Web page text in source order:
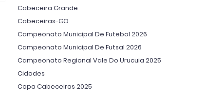
Cabeceira Grande
Cabeceiras-GO
Campeonato Municipal De Futebol 2026
Campeonato Municipal De Futsal 2026
Campeonato Regional Vale Do Urucuia 2025
Cidades
Copa Cabeceiras 2025